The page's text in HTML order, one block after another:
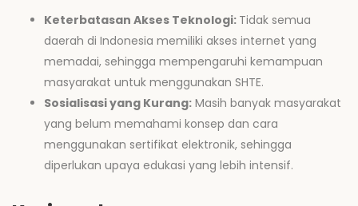
Keterbatasan Akses Teknologi: Tidak semua
daerah di Indonesia memiliki akses internet yang
memadai, sehingga mempengaruhi kemampuan
masyarakat untuk menggunakan SHTE.
Sosialisasi yang Kurang: Masih banyak masyarakat
yang belum memahami konsep dan cara
menggunakan sertifikat elektronik, sehingga
diperlukan upaya edukasi yang lebih intensif.